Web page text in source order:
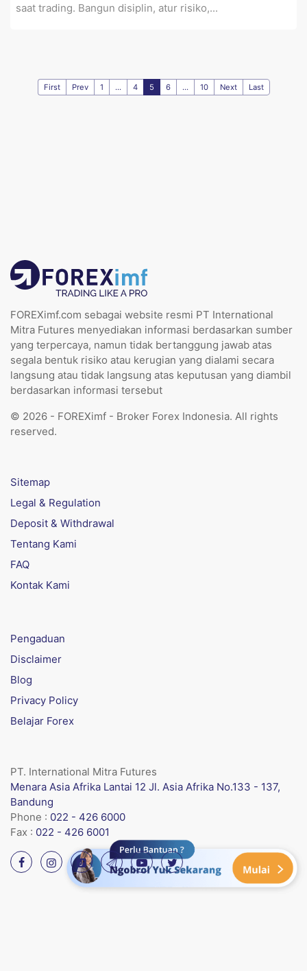
saat trading. Bangun disiplin, atur risiko,...
First Prev 1 ... 4 5 6 ... 10 Next Last
FOREXimf.com sebagai website resmi PT International
Mitra Futures menyediakan informasi berdasarkan sumber
yang terpercaya, namun tidak bertanggung jawab atas
segala bentuk risiko atau kerugian yang dialami secara
langsung atau tidak langsung atas keputusan yang diambil
berdasarkan informasi tersebut
© 2026 - FOREXimf - Broker Forex Indonesia. All rights
reserved.
Sitemap
Legal & Regulation
Deposit & Withdrawal
Tentang Kami
FAQ
Kontak Kami
Pengaduan
Disclaimer
Blog
Privacy Policy
Belajar Forex
PT. International Mitra Futures
Menara Asia Afrika Lantai 12 Jl. Asia Afrika No.133 - 137,
Bandung
Phone : 022 - 426 6000
Fax : 022 - 426 6001